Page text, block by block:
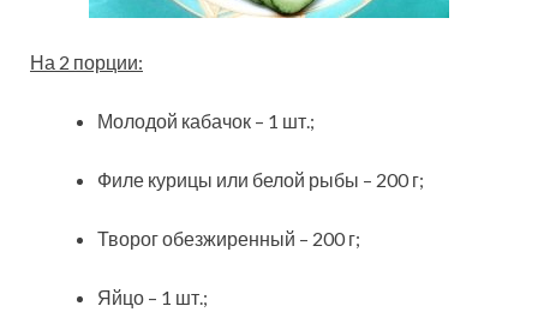
На 2 порции:
Молодой кабачок – 1 шт.;
Филе курицы или белой рыбы – 200 г;
Творог обезжиренный – 200 г;
Яйцо – 1 шт.;